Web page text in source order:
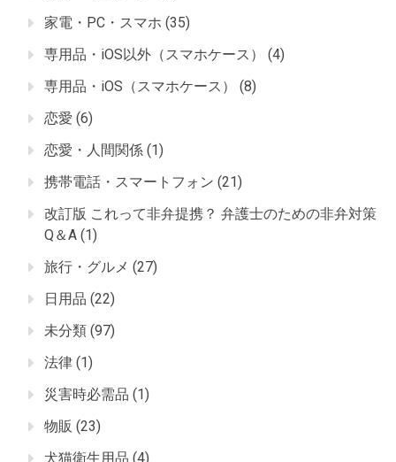
家電・PC・スマホ (35)
専用品・iOS以外（スマホケース）
(4)
専用品・iOS（スマホケース）
(8)
恋愛 (6)
恋愛・人間関係 (1)
携帯電話・スマートフォン (21)
改訂版 これって非弁提携？ 弁護士のための非弁対策
Q＆A (1)
旅行・グルメ (27)
日用品 (22)
未分類 (97)
法律 (1)
災害時必需品 (1)
物販 (23)
犬猫衛生用品 (4)